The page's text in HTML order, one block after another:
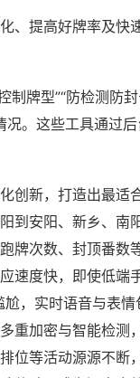
、提高好牌率及快
制牌型”“防检测防
况。这些工具通过
创新，打造出最适
到安阳、新乡、南
牌次数、封顶番数
速度快，即使低端
，实时语音与表情
重加密与智能检测
位等活动源源不断